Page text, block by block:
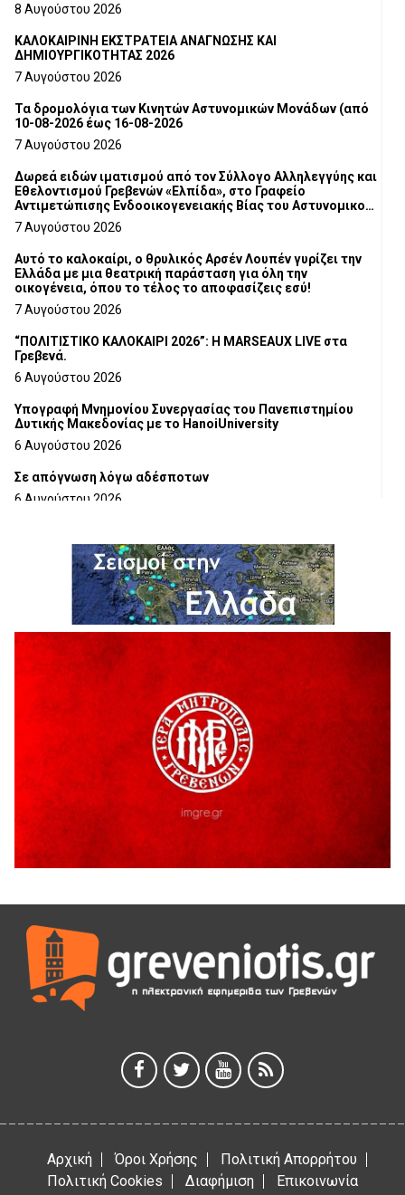
8 Αυγούστου 2026
ΚΑΛΟΚΑΙΡΙΝΗ ΕΚΣΤΡΑΤΕΙΑ ΑΝΑΓΝΩΣΗΣ ΚΑΙ
ΔΗΜΙΟΥΡΓΙΚΟΤΗΤΑΣ 2026
7 Αυγούστου 2026
Τα δρομολόγια των Κινητών Αστυνομικών Μονάδων (από
10-08-2026 έως 16-08-2026
7 Αυγούστου 2026
Δωρεά ειδών ιματισμού από τον Σύλλογο Αλληλεγγύης και
Εθελοντισμού Γρεβενών «Ελπίδα», στο Γραφείο
Αντιμετώπισης Ενδοοικογενειακής Βίας του Αστυνομικού
Τμήματος Γρεβενών
7 Αυγούστου 2026
Αυτό το καλοκαίρι, ο θρυλικός Αρσέν Λουπέν γυρίζει την
Ελλάδα με μια θεατρική παράσταση για όλη την
οικογένεια, όπου το τέλος το αποφασίζεις εσύ!
7 Αυγούστου 2026
“ΠΟΛΙΤΙΣΤΙΚΟ ΚΑΛΟΚΑΙΡΙ 2026”: Η MARSEAUX LIVE στα
Γρεβενά.
6 Αυγούστου 2026
Υπογραφή Μνημονίου Συνεργασίας του Πανεπιστημίου
Δυτικής Μακεδονίας με το HanoiUniversity
6 Αυγούστου 2026
Σε απόγνωση λόγω αδέσποτων
6 Αυγούστου 2026
6 Αυγούστου 2026
Ολοκληρώνεται η ασφαλτόστρωση της οδού Περιβόλι –
6 Αυγούστου 2026
H παραδοχή λαθών είναι (και) δύναμη
5 Αυγούστου 2026
Ο ΑΝΔΡΕΑΣ ΑΣΛΑΝΙΔΗΣ ΣΥΝΕΧΙΖΕΙ ΣΤΟΝ ΠΡΩΤΕΑ
ΓΡΕΒΕΝΩΝ
5 Αυγούστου 2026
Ευχαριστήριο Εκπολιτιστικού Συλλόγου Ταξιάρχη προς κ.
Παρασχάκη Αθανάσιο
5 Αυγούστου 2026
Διακοπή υδροδότησης του Α΄ κλάδου ύδρευσης
5 Αυγούστου 2026
Θερινό Σινεμά στο πλαίσιο του «Πολιτιστικού
Καλοκαιριού 2026» με την βραβευμένη ταινία «Μικρές
Ανάσες».
5 Αυγούστου 2026
5 Αυγούστου 2026
Αρχική Όροι Χρήσης
Πολιτική Απορρήτου
Πολιτική Cookies
Διαφήμιση Επικοινωνία